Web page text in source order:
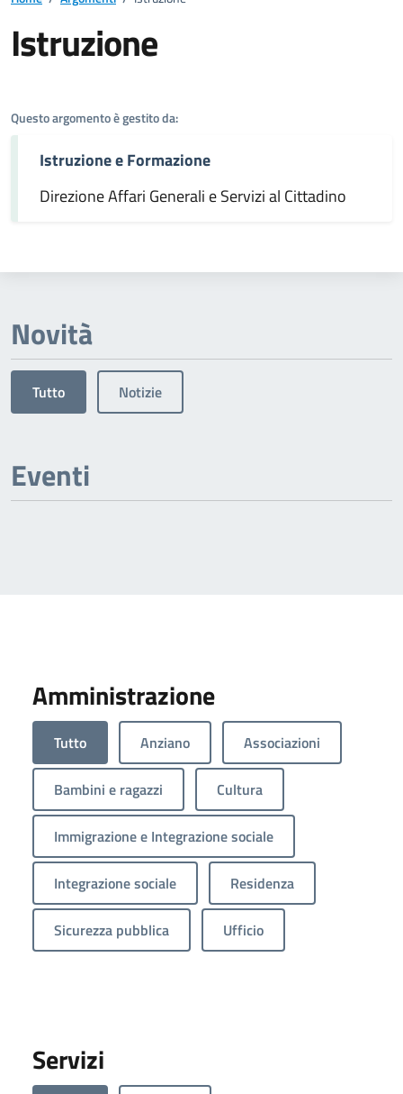
Istruzione
Questo argomento è gestito da:
Istruzione e Formazione
Direzione Affari Generali e Servizi al Cittadino
Novità
Tutto Notizie
Eventi
Amministrazione
Tutto Anziano Associazioni
Bambini e ragazzi Cultura
Immigrazione e Integrazione sociale
Integrazione sociale Residenza
Sicurezza pubblica Ufficio
Servizi